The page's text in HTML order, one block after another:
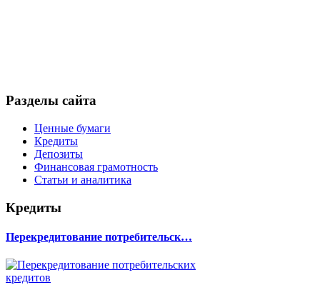
Разделы сайта
Ценные бумаги
Кредиты
Депозиты
Финансовая грамотность
Статьи и аналитика
Кредиты
Перекредитование потребительск…